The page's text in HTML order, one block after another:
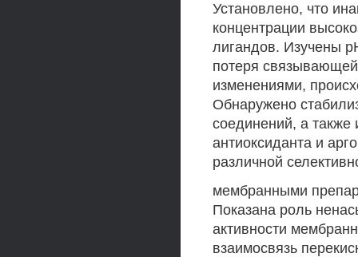
Установлено, что
концентрации
лигандов. Изучены
потеря
изменениями,
Обнаружено
соединений, а
антиоксиданта и
различной
мембранными
Показана роль
активности
взаимосвязь